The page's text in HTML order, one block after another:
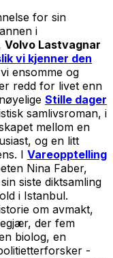
for sin
i
Volvo Lastvagnar
vi kjenner den
ensomme og
redd for livet enn
Stille dager
samlivsroman, i
mellom en
og en litt
I Vareopptelling
Nina Faber,
siste diktsamling
i Istanbul.
om avmakt,
der fem
biolog, en
-